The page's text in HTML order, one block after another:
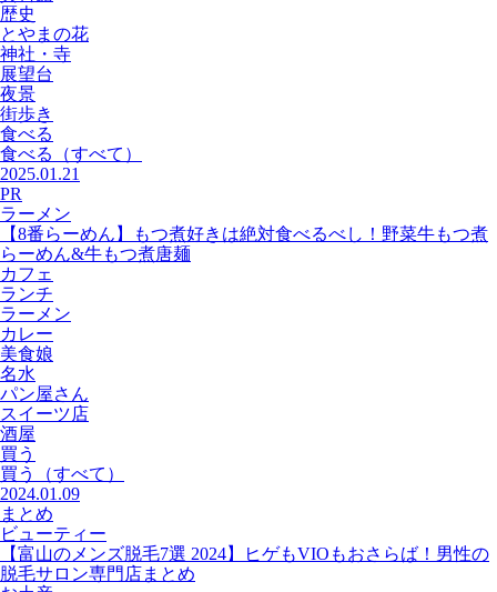
歴史
とやまの花
神社・寺
展望台
夜景
街歩き
食べる
食べる
（すべて）
2025.01.21
PR
ラーメン
【8番らーめん】もつ煮好きは絶対食べるべし！野菜牛もつ煮
らーめん&牛もつ煮唐麺
カフェ
ランチ
ラーメン
カレー
美食娘
名水
パン屋さん
スイーツ店
酒屋
買う
買う
（すべて）
2024.01.09
まとめ
ビューティー
【富山のメンズ脱毛7選 2024】ヒゲもVIOもおさらば！男性の
脱毛サロン専門店まとめ